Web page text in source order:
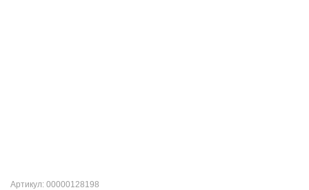
Артикул: 00000128198